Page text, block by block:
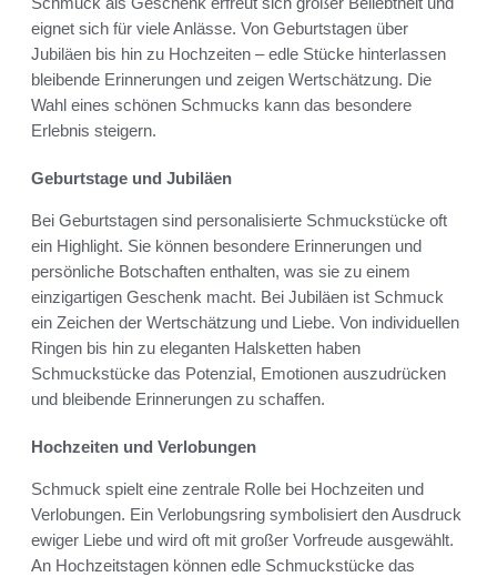
eignet sich für viele Anlässe. Von Geburtstagen über
Jubiläen bis hin zu Hochzeiten – edle Stücke hinterlassen
bleibende Erinnerungen und zeigen Wertschätzung. Die
Wahl eines schönen Schmucks kann das besondere
Erlebnis steigern.
Geburtstage und Jubiläen
Bei Geburtstagen sind personalisierte Schmuckstücke oft
ein Highlight. Sie können besondere Erinnerungen und
persönliche Botschaften enthalten, was sie zu einem
einzigartigen Geschenk macht. Bei Jubiläen ist Schmuck
ein Zeichen der Wertschätzung und Liebe. Von individuellen
Ringen bis hin zu eleganten Halsketten haben
Schmuckstücke das Potenzial, Emotionen auszudrücken
und bleibende Erinnerungen zu schaffen.
Hochzeiten und Verlobungen
Schmuck spielt eine zentrale Rolle bei Hochzeiten und
Verlobungen. Ein Verlobungsring symbolisiert den Ausdruck
ewiger Liebe und wird oft mit großer Vorfreude ausgewählt.
An Hochzeitstagen können edle Schmuckstücke das